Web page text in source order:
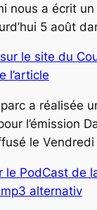
nous a écrit un
5 août
le site du
l’article
a réalisée
l’émission
le Vendredi
le PodCast de
alternativ